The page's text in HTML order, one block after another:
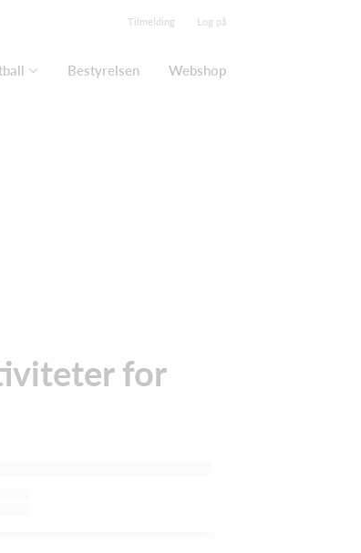
Tilmelding Log på
Bestyrelsen Webshop
for